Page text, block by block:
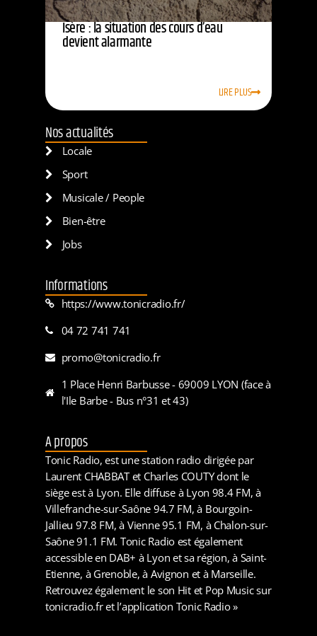
Isère : la situation des cours d’eau
devient alarmante
LIRE PLUS
Nos actualités
Locale
Sport
Musicale / People
Bien-être
Jobs
Informations
https://www.tonicradio.fr/
04 72 741 741
promo@tonicradio.fr
1 Place Henri Barbusse - 69009 LYON (face à
l'Ile Barbe - Bus n°31 et 43)
A propos
Tonic Radio, est une station radio dirigée par
Laurent CHABBAT et Charles COUTY dont le
siège est à Lyon. Elle diffuse à Lyon 98.4 FM, à
Villefranche-sur-Saône 94.7 FM, à Bourgoin-
Jallieu 97.8 FM, à Vienne 95.1 FM, à Chalon-sur-
Saône 91.1 FM. Tonic Radio est également
accessible en DAB+ à Lyon et sa région, à Saint-
Etienne, à Grenoble, à Avignon et à Marseille.
Retrouvez également le son Hit et Pop Music sur
tonicradio.fr et l’application Tonic Radio »